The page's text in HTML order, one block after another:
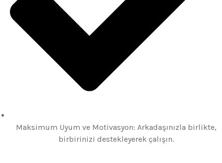
Maksimum Uyum ve Motivasyon: Arkadaşınızla birlikte,
birbirinizi destekleyerek çalışın.